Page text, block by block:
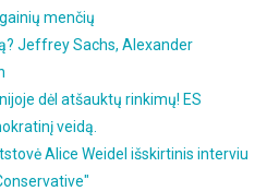
menčių
Jeffrey Sachs, Alexander
dėl atšauktų rinkimų! ES
veidą.
Alice Weidel išskirtinis interviu